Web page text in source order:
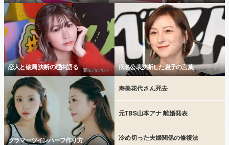
恋人と破局 決断の理由語る 病名公表決断した息子の言葉
グラマーツインハーフ作り方
寿美花代さん死去
元TBS山本アナ 離婚発表
冷め切った夫婦関係の修復法